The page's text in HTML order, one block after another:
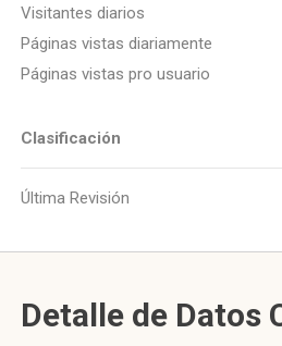
Visitantes diarios
Páginas vistas diariamente
Páginas vistas pro usuario
Clasificación
Última Revisión
Detalle de Datos